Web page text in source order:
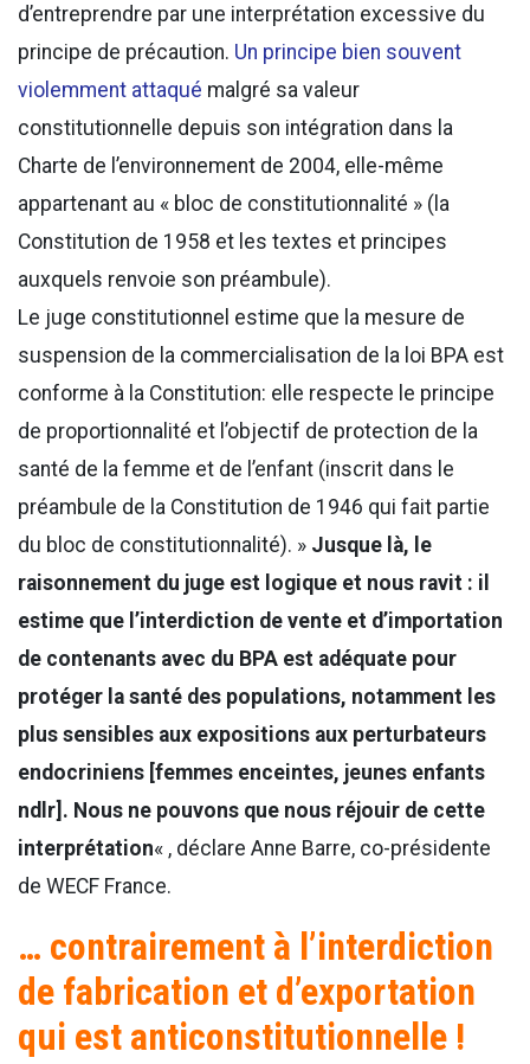
d’entreprendre par une interprétation excessive du
principe de précaution. Un principe bien souvent
violemment attaqué malgré sa valeur
constitutionnelle depuis son intégration dans la
Charte de l’environnement de 2004, elle-même
appartenant au « bloc de constitutionnalité » (la
Constitution de 1958 et les textes et principes
auxquels renvoie son préambule).
Le juge constitutionnel estime que la mesure de
suspension de la commercialisation de la loi BPA est
conforme à la Constitution: elle respecte le principe
de proportionnalité et l’objectif de protection de la
santé de la femme et de l’enfant (inscrit dans le
préambule de la Constitution de 1946 qui fait partie
du bloc de constitutionnalité). » Jusque là, le
raisonnement du juge est logique et nous ravit : il
estime que l’interdiction de vente et d’importation
de contenants avec du BPA est adéquate pour
protéger la santé des populations, notamment les
plus sensibles aux expositions aux perturbateurs
endocriniens [femmes enceintes, jeunes enfants
ndlr]. Nous ne pouvons que nous réjouir de cette
interprétation« , déclare Anne Barre, co-présidente
de WECF France.
… contrairement à l’interdiction
de fabrication et d’exportation
qui est anticonstitutionnelle !